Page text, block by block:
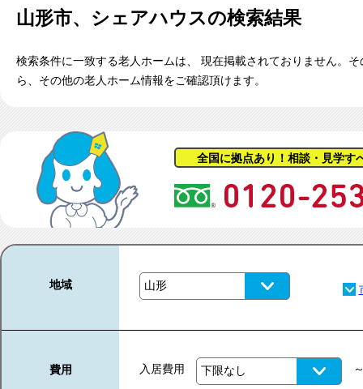
山形市、シェアハウスの検索結果
検索条件に一致する老人ホームは、 現在掲載されておりません。
ら、その他の老人ホーム情報をご確認頂けます。
全国に拠点あり！相談・見学す
地域
費用 入居費用